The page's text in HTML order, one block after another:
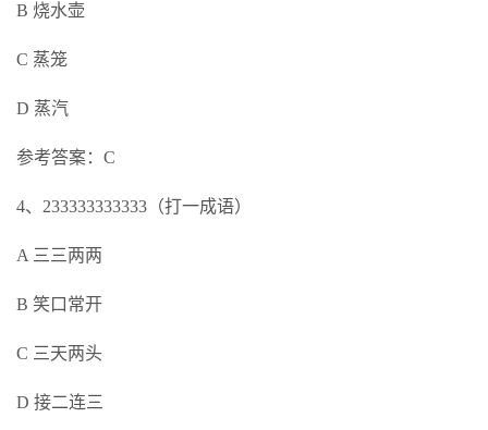
B 烧水壶
C 蒸笼
D 蒸汽
参考答案：C
4、233333333333（打一成语）
A 三三两两
B 笑口常开
C 三天两头
D 接二连三